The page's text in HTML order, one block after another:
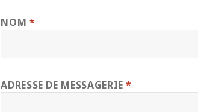
NOM *
ADRESSE DE MESSAGERIE*